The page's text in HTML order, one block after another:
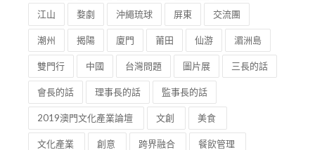
江山 婺劇 沖繩琉球 屏東 交流團
潮州 揭陽 廈門 莆田 仙游 湄洲島
雙門行 中國 台灣問題 圖片展 三長的話
會長的話 理事長的話 監事長的話
2019澳門文化產業論壇 文創 美食
文化產業 創意 跨界融合 餐飲管理